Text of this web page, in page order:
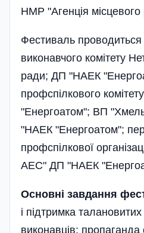
НМР "Агенція місцевого
Фестиваль проводиться
виконавчого комітету
ради; ДП "НАЕК
профспілкового
"Енергоатом"; ВП
"НАЕК "Енергоатом";
профспілкової
АЕС" ДП "НАЕК
Основні завдання
і підтримка
виконавців; пропаганда